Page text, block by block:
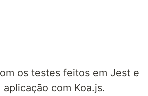
os testes feitos em Jest e
com Koa.js.